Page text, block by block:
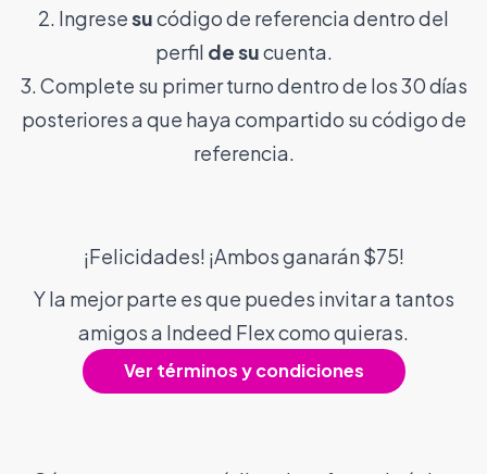
2. Ingresesucódigo de referencia dentro del
perfil de sucuenta.
3. Complete su primer turno dentro de los 30 días
posteriores a que haya compartido su código de
referencia.
¡Felicidades! ¡Ambos ganarán $75!
Y la mejor parte es que puedes invitar a tantos
amigos a Indeed Flex como quieras.
Ver términos y condiciones